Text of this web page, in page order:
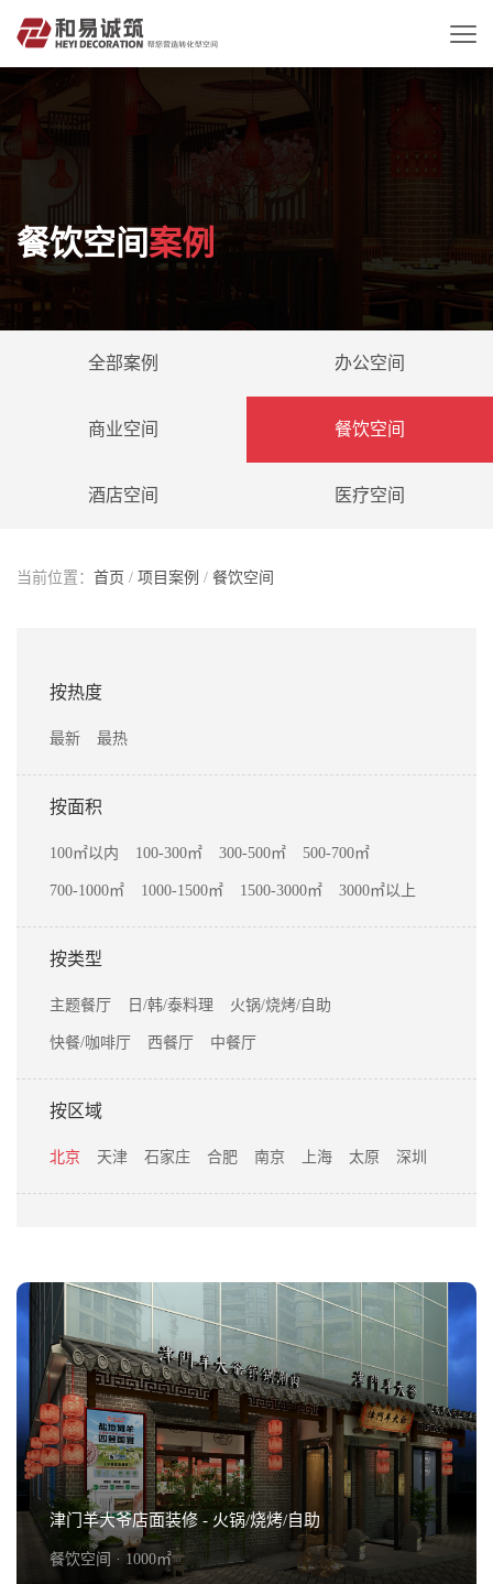
餐饮空间案例
全部案例 办公空间
商业空间 餐饮空间
酒店空间 医疗空间
当前位置： 首页 / 项目案例 / 餐饮空间
按热度
最新 最热
按面积
100㎡以内 100-300㎡ 300-500㎡ 500-700㎡
700-1000㎡ 1000-1500㎡ 1500-3000㎡ 3000㎡以上
按类型
主题餐厅 日/韩/泰料理 火锅/烧烤/自助
快餐/咖啡厅 西餐厅 中餐厅
按区域
北京 天津 石家庄 合肥 南京 上海 太原 深圳
津门羊大爷店面装修 - 火锅/烧烤/自助
餐饮空间 · 1000㎡